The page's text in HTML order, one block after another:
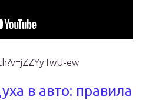
ew
в авто: правила